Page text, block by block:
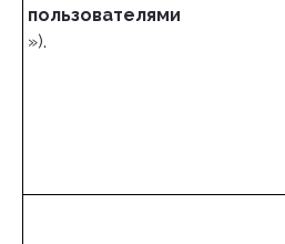
пользователями
»).